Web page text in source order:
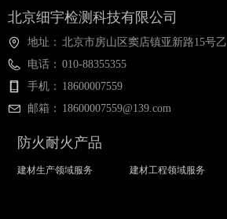
地址： 北京市房山区窦店镇亚新路15号乙
电话： 010-88355355
手机： 18600007559
邮箱： 18600007559@139.com
北京细宇检测科技有限公司
建材生产领域服务 建材工程领域服务
防火耐火产品